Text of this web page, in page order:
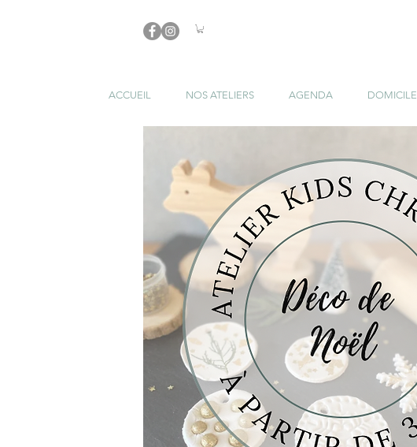
ACCUEIL NOS ATELIERS AGENDA DOMICILE